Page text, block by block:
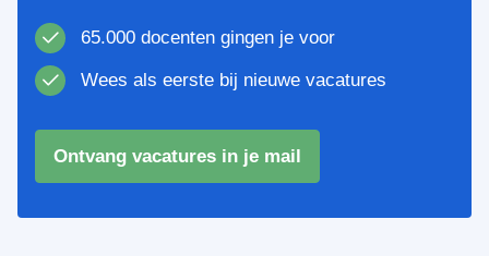
65.000 docenten gingen je voor
Wees als eerste bij nieuwe vacatures
Ontvang vacatures in je mail